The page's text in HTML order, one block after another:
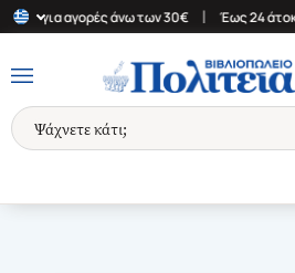
για αγορές άνω των 30€ | Έως 24